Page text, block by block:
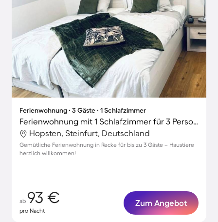
Ferienwohnung ∙ 3 Gäste ∙ 1 Schlafzimmer
Ferienwohnung mit 1 Schlafzimmer für 3 Personen
Hopsten, Steinfurt, Deutschland
Gemütliche Ferienwohnung in Recke für bis zu 3 Gäste – Haustiere
herzlich willkommen!
ab 93 €
pro Nacht
Zum Angebot